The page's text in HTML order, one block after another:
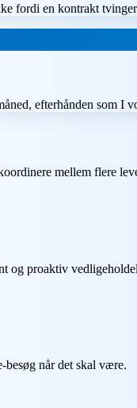
fordi en kontrakt
efterhånden som I
mellem flere
og proaktiv
besøg når det skal være.